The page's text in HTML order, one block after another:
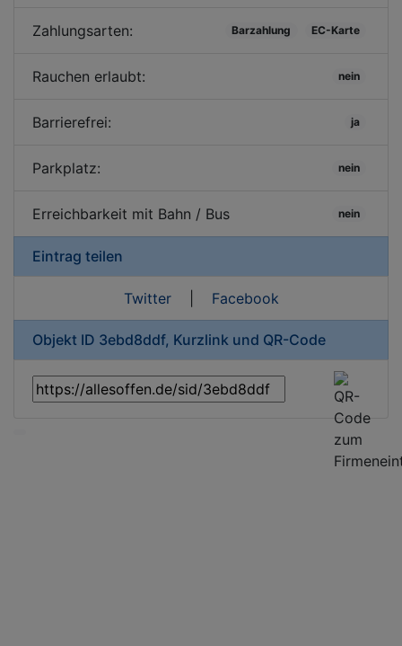
Zahlungsarten: Barzahlung EC-Karte
Rauchen erlaubt: nein
Barrierefrei: ja
Parkplatz: nein
Erreichbarkeit mit Bahn / Bus nein
Eintrag teilen
Twitter| Facebook
Objekt ID 3ebd8ddf, Kurzlink und QR-Code